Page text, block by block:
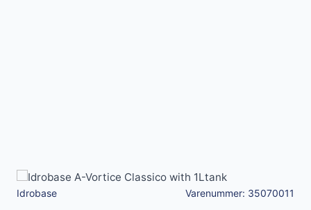
Idrobase Varenummer: 35070011